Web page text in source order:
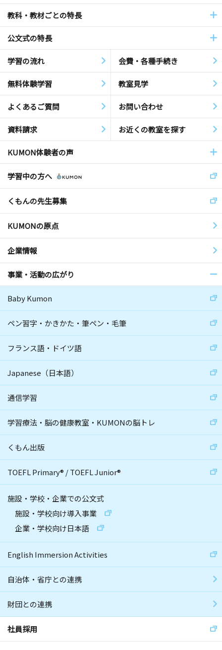
教科・教材ごとの特長
公文式の特長
学習の流れ 会費・各種手続き
無料体験学習 教室見学
よくあるご質問 お問い合わせ
資料請求 お近くの教室を探す
KUMON体験者の声
学習中の方へ
くもんの先生募集
KUMONの原点
企業情報
事業・活動の広がり
Baby Kumon
ペン習字・かきかた・筆ペン・毛筆
フランス語・ドイツ語
Japanese（日本語）
通信学習
学習療法・脳の健康教室・KUMONの脳トレ
くもん出版
TOEFL Primary® /TOEFL Junior®
施設・学校・企業での公文式
施設・学校向け導入事業
企業・学校向け日本語
English Immersion Activities
自治体・省庁との連携
財団との連携
社員採用